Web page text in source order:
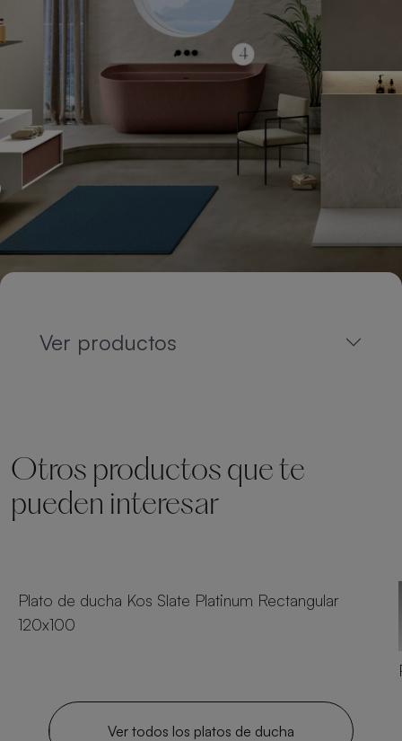
Ver productos
Otros productos que te
pueden interesar
Plato de ducha Kos Slate Platinum Rectangular
120x100
Ver todos los platos de ducha